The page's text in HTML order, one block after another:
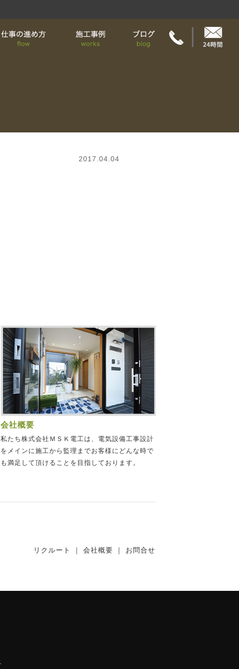
2017.04.04
会社概要
私たち株式会社ＭＳＫ電工は、電気設備工事設計
をメインに施工から監理までお客様にどんな時で
も満足して頂けることを目指しております。
リクルート ｜ 会社概要 ｜ お問合せ